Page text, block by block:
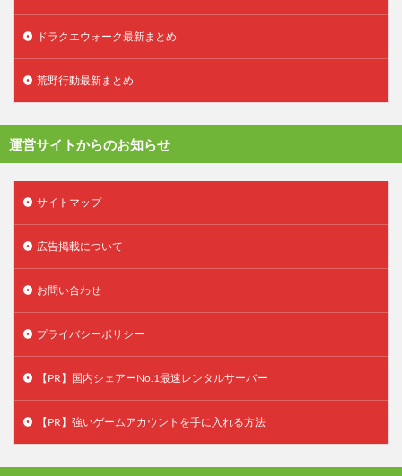
ドラクエウォーク最新まとめ
荒野行動最新まとめ
運営サイトからのお知らせ
サイトマップ
広告掲載について
お問い合わせ
プライバシーポリシー
【PR】国内シェアーNo.1最速レンタルサーバー
【PR】強いゲームアカウントを手に入れる方法